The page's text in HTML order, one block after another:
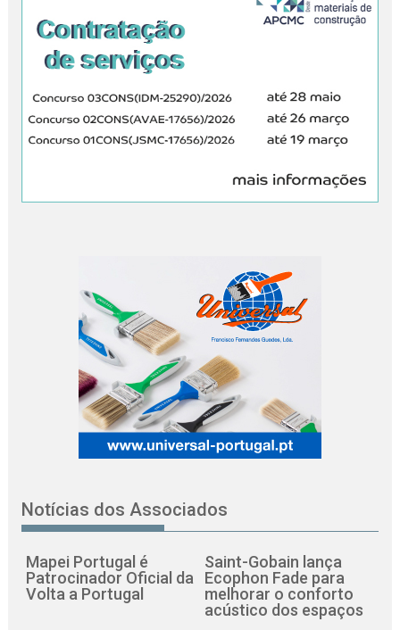
Notícias dos Associados
Mapei Portugal é
Patrocinador Oficial da
Volta a Portugal
Saint-Gobain lança
Ecophon Fade para
melhorar o conforto
acústico dos espaços